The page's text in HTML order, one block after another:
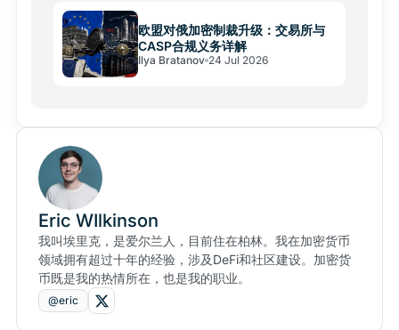
欧盟对俄加密制裁升级：交易所与
CASP合规义务详解
Ilya Bratanov 24 Jul 2026
Eric WIlkinson
我叫埃里克，是爱尔兰人，目前住在柏林。我在加密货币
领域拥有超过十年的经验，涉及DeFi和社区建设。加密货
币既是我的热情所在，也是我的职业。
@eric